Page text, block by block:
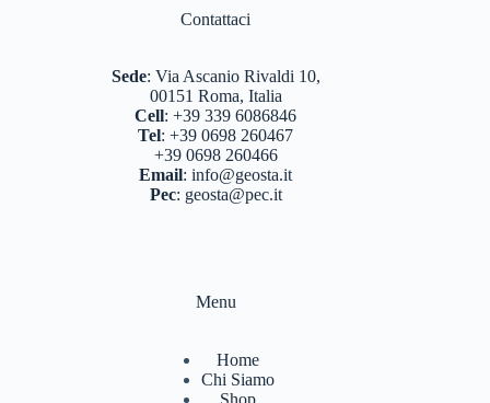
Contattaci
Sede: Via Ascanio Rivaldi 10,
00151 Roma, Italia
Cell:+39 339 6086846
Tel:+39 0698 260467
+39 0698 260466
Email:info@geosta.it
Pec: geosta@pec.it
Menu
Home
Chi Siamo